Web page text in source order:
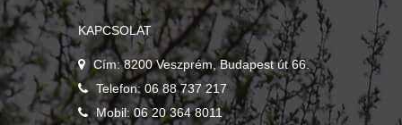
KAPCSOLAT
Cím: 8200 Veszprém, Budapest út 66.
Telefon: 06 88 737 217
Mobil: 06 20 364 8011